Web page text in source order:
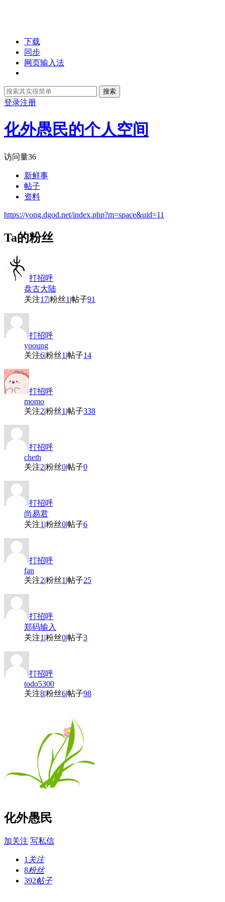
下载
同步
网页输入法
搜索
登录注册
化外愚民的个人空间
访问量36
新鲜事
帖子
资料
https://yong.dgod.net/index.php?m=space&uid=11
Ta的粉丝
打招呼
盘古大陆
关注17|粉丝1 |帖子91
打招呼
yooung
关注6|粉丝1 |帖子14
打招呼
momo
关注2|粉丝1 |帖子338
打招呼
cheth
关注2|粉丝0|帖子0
打招呼
尚易君
关注1 |粉丝0|帖子6
打招呼
fan
关注2|粉丝1 |帖子25
打招呼
郑码输入
关注1 |粉丝0|帖子3
打招呼
todo5300
关注8|粉丝6|帖子98
化外愚民
加关注 写私信
1 关注
8粉丝
392帖子